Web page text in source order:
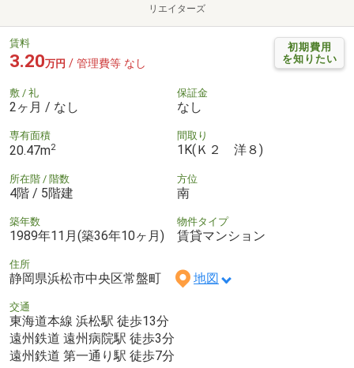
リエイターズ
初期費用
を知りたい
賃料
3.20万円 / 管理費等 なし
敷 / 礼
2ヶ月 / なし
保証金
なし
専有面積
20.47m2
間取り
1K(Ｋ２ 洋８)
所在階 / 階数
4階 / 5階建
方位
南
築年数
1989年11月(築36年10ヶ月)
物件タイプ
賃貸マンション
住所
静岡県浜松市中央区常盤町 地図
交通
東海道本線 浜松駅 徒歩13分
遠州鉄道 遠州病院駅 徒歩3分
遠州鉄道 第一通り駅 徒歩7分